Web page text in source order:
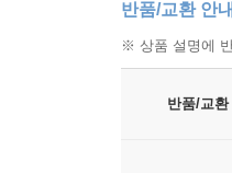
반품/교환 안내
※ 상품 설명에
반품/교환